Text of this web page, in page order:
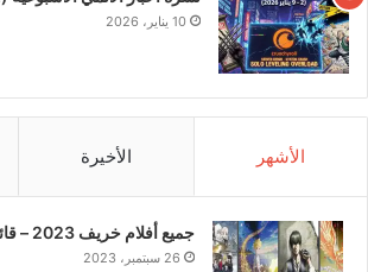
10 يناير، 2026
الأشهر الأخيرة
جميع أفلام خريف 2023 – قائمة كاملة
26 سبتمبر، 2023